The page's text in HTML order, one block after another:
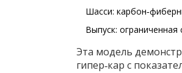
Шасси:
Выпуск:
Эта модель
гипер‑кар с